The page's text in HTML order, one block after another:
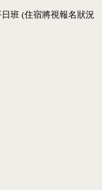
班 (住宿將視報名狀況